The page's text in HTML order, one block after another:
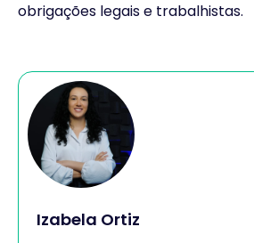
obrigações legais e trabalhistas.
Izabela Ortiz